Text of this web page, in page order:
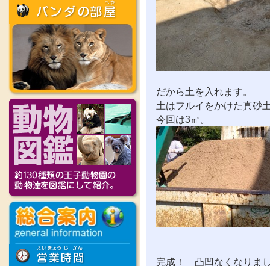
だから土を入れます。
土はフルイをかけた真砂
今回は3㎥。
完成！ 凸凹なくなりま